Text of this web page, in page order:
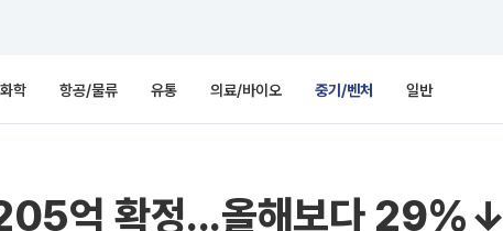
학 항공/물류 유통 의료/바이오 중기/벤처 일반
억 확정...올해보다 29%↓